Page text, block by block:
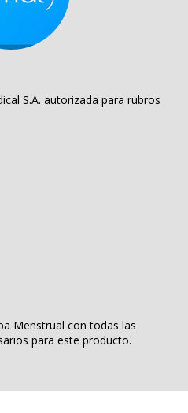
S.A. autorizada para rubros
Menstrual con todas las
para este producto.